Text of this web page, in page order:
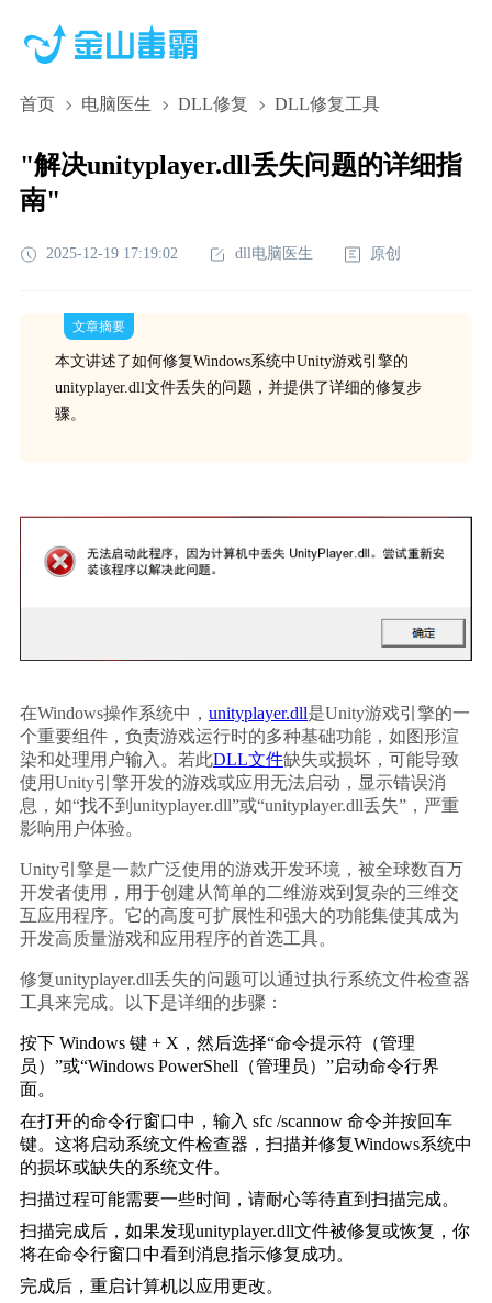
首页 电脑医生 DLL修复 DLL修复工具
"解决unityplayer.dll丢失问题的详细指
南"
2025-12-19 17:19:02 dll电脑医生 原创
文章摘要
本文讲述了如何修复Windows系统中Unity游戏引擎的
unityplayer.dll文件丢失的问题，并提供了详细的修复步
骤。
在Windows操作系统中， unityplayer.dll是Unity游戏引擎的一
个重要组件，负责游戏运行时的多种基础功能，如图形渲
染和处理用户输入。若此DLL文件缺失或损坏，可能导致
使用Unity引擎开发的游戏或应用无法启动，显示错误消
息，如“找不到unityplayer.dll”或“unityplayer.dll丢失”，严重
影响用户体验。
Unity引擎是一款广泛使用的游戏开发环境，被全球数百万
开发者使用，用于创建从简单的二维游戏到复杂的三维交
互应用程序。它的高度可扩展性和强大的功能集使其成为
开发高质量游戏和应用程序的首选工具。
修复unityplayer.dll丢失的问题可以通过执行系统文件检查器
工具来完成。以下是详细的步骤：
按下 Windows 键 + X，然后选择“命令提示符（管理
员）”或“Windows PowerShell（管理员）”启动命令行界
面。
在打开的命令行窗口中，输入 sfc /scannow 命令并按回车
键。这将启动系统文件检查器，扫描并修复Windows系统中
的损坏或缺失的系统文件。
扫描过程可能需要一些时间，请耐心等待直到扫描完成。
扫描完成后，如果发现unityplayer.dll文件被修复或恢复，你
将在命令行窗口中看到消息指示修复成功。
完成后，重启计算机以应用更改。